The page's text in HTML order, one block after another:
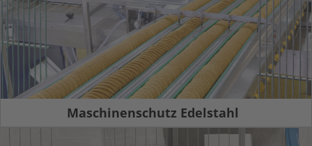
Maschinenschutz Edelstahl